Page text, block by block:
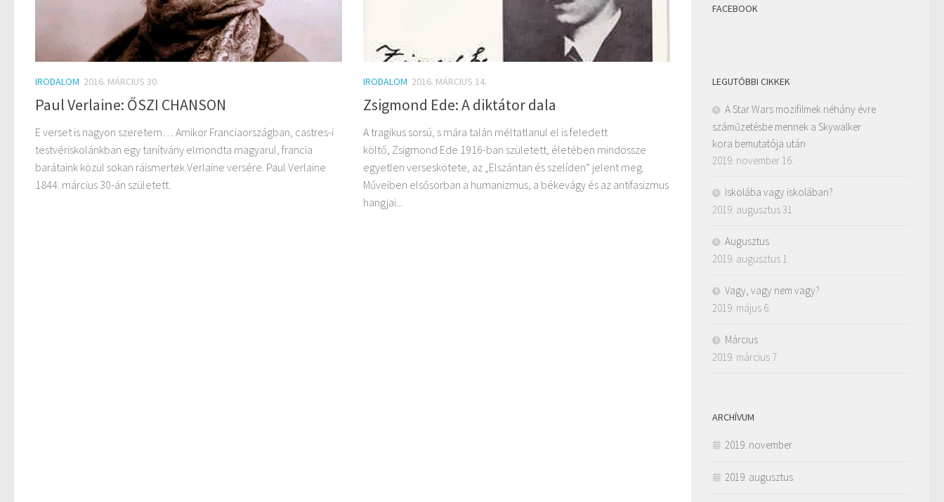
IRODALOM 2016. MÁRCIUS 30.
Paul Verlaine: ŐSZI CHANSON
E verset is nagyon szeretem… Amikor Franciaországban, castres-i
testvériskolánkban egy tanítvány elmondta magyarul, francia
barátaink közül sokan ráismertek Verlaine versére. Paul Verlaine
1844. március 30-án született.
IRODALOM 2016. MÁRCIUS 14.
Zsigmond Ede: A diktátor dala
A tragikus sorsú, s mára talán méltatlanul el is feledett
költő, Zsigmond Ede 1916-ban született, életében mindössze
egyetlen verseskötete, az „Elszántan és szelíden” jelent meg.
Műveiben elsősorban a humanizmus, a békevágy és az antifasizmus
hangjai...
FACEBOOK
LEGUTÓBBI CIKKEK
A Star Wars mozifilmek néhány évre
száműzetésbe mennek a Skywalker
kora bemutatója után
2019. november 16.
Iskolába vagy iskolában?
2019. augusztus 31.
Augusztus
2019. augusztus 1.
Vagy, vagy nem vagy?
2019. május 6.
Március
2019. március 7.
ARCHÍVUM
2019. november
2019. augusztus